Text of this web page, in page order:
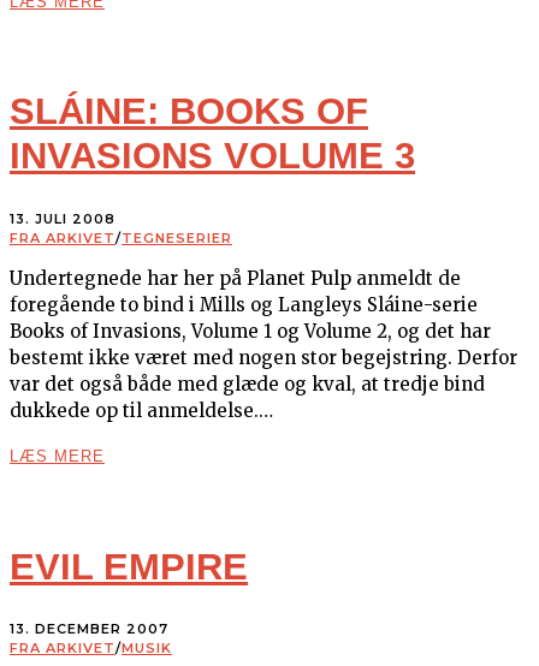
SLÁINE: BOOKS OF
INVASIONS VOLUME 3
13. JULI 2008
FRA ARKIVET/TEGNESERIER
Undertegnede har her på Planet Pulp anmeldt de
foregående to bind i Mills og Langleys Sláine-serie
Books of Invasions, Volume 1 og Volume 2, og det har
bestemt ikke været med nogen stor begejstring. Derfor
var det også både med glæde og kval, at tredje bind
dukkede op til anmeldelse.…
LÆS MERE
EVIL EMPIRE
13. DECEMBER 2007
FRA ARKIVET/MUSIK